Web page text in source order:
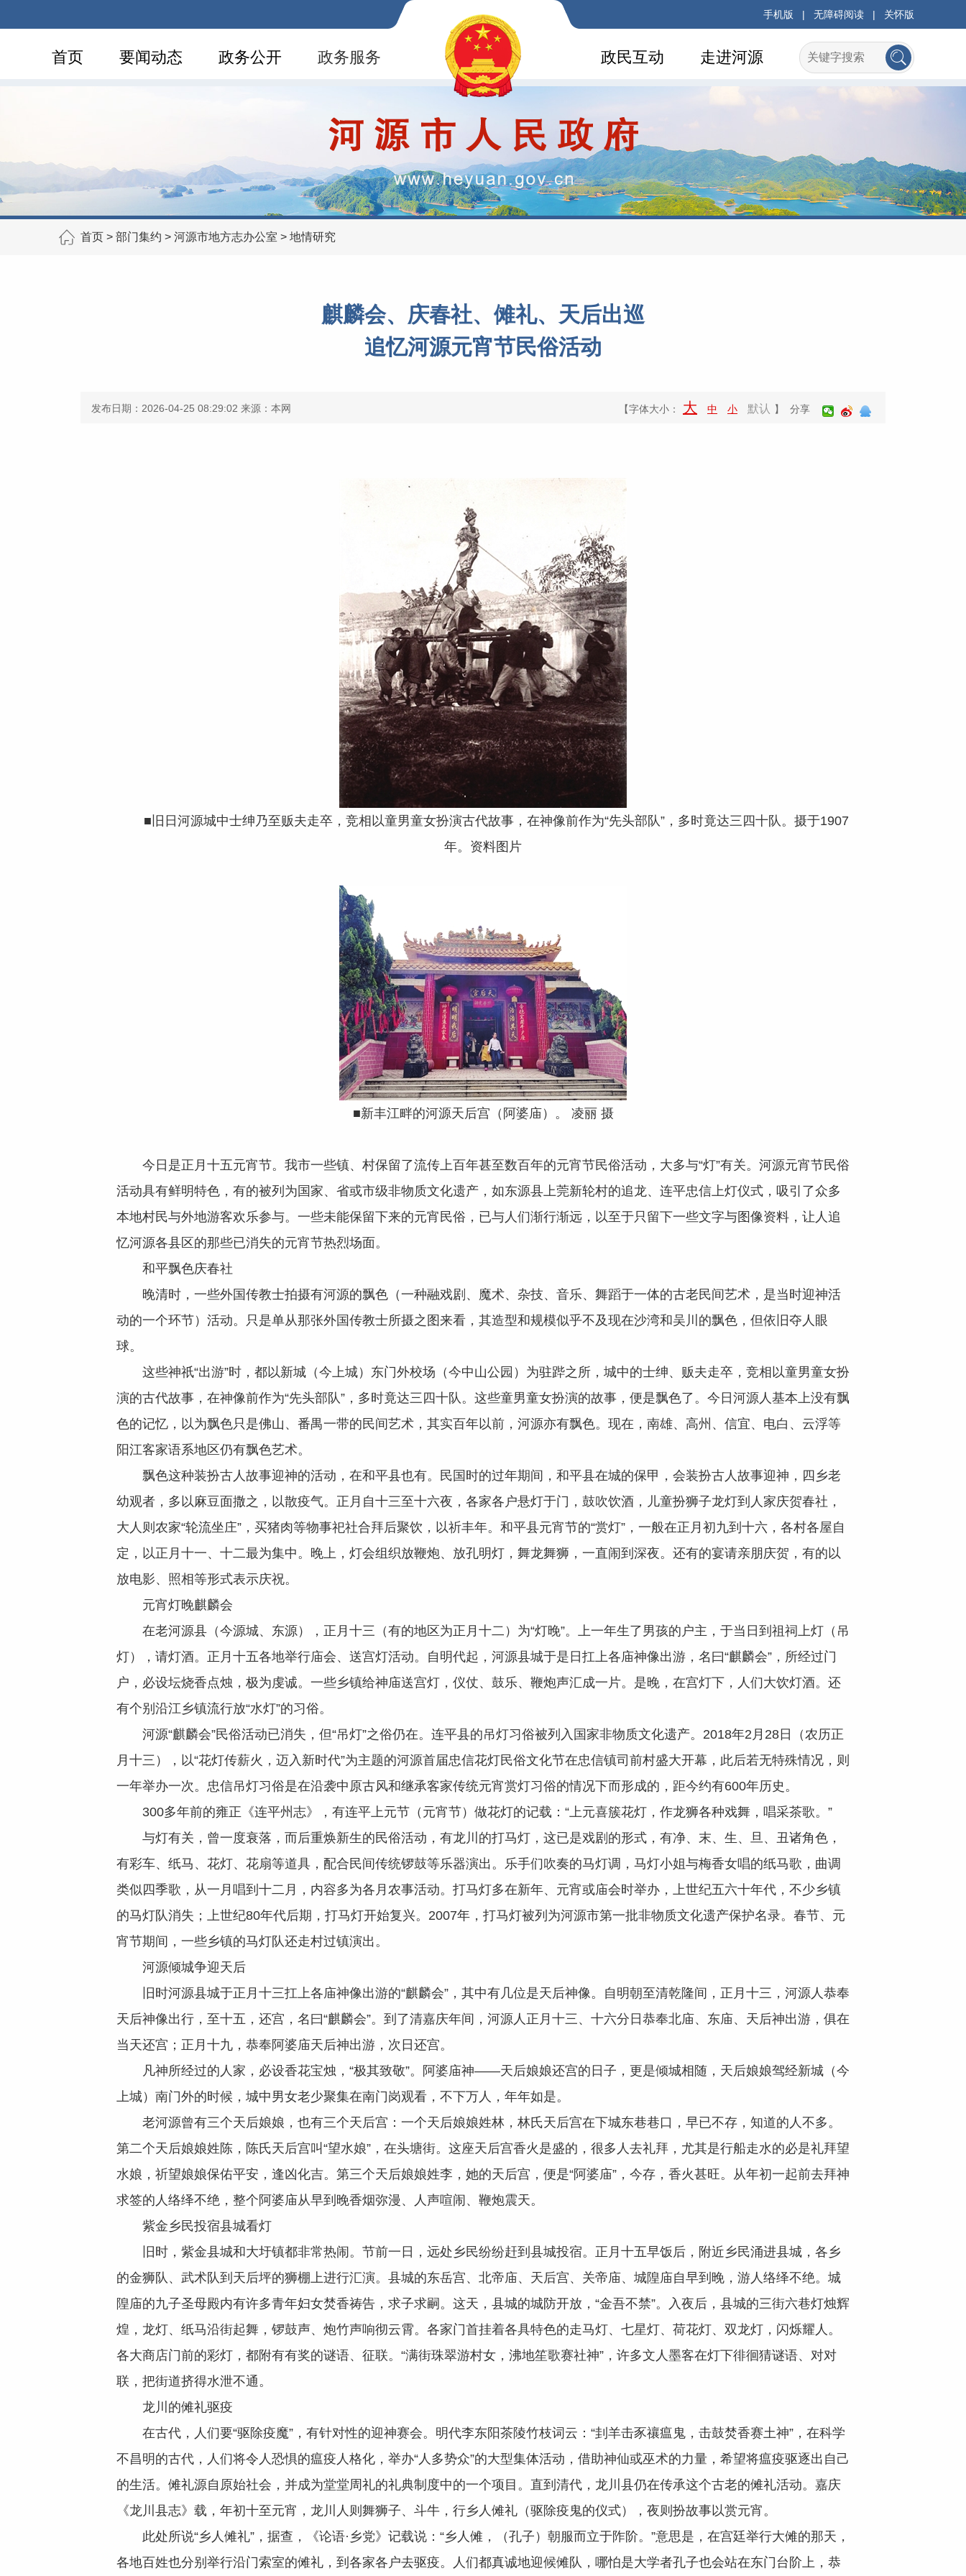
手机版 | 无障碍阅读 | 关怀版
首页 要闻动态 政务公开 政务服务 走进河源
政民互动
首页 > 部门集约 > 河源市地方志办公室 > 地情研究
麒麟会、庆春社、傩礼、天后出巡
追忆河源元宵节民俗活动
发布日期：2026-04-25 08:29:02 来源：本网 【字体大小： 大 中 小 默认 】 分享
■旧日河源城中士绅乃至贩夫走卒，竞相以童男童女扮演古代故事，在神像前作为“先头部队”，多时竟达三四十队。摄于1907
年。资料图片
■新丰江畔的河源天后宫（阿婆庙）。 凌丽 摄
今日是正月十五元宵节。我市一些镇、村保留了流传上百年甚至数百年的元宵节民俗活动，大多与“灯”有关。河源元宵节民俗
活动具有鲜明特色，有的被列为国家、省或市级非物质文化遗产，如东源县上莞新轮村的追龙、连平忠信上灯仪式，吸引了众多
本地村民与外地游客欢乐参与。一些未能保留下来的元宵民俗，已与人们渐行渐远，以至于只留下一些文字与图像资料，让人追
忆河源各县区的那些已消失的元宵节热烈场面。
和平飘色庆春社
晚清时，一些外国传教士拍摄有河源的飘色（一种融戏剧、魔术、杂技、音乐、舞蹈于一体的古老民间艺术，是当时迎神活
动的一个环节）活动。只是单从那张外国传教士所摄之图来看，其造型和规模似乎不及现在沙湾和吴川的飘色，但依旧夺人眼
球。
这些神祇“出游”时，都以新城（今上城）东门外校场（今中山公园）为驻跸之所，城中的士绅、贩夫走卒，竞相以童男童女扮
演的古代故事，在神像前作为“先头部队”，多时竟达三四十队。这些童男童女扮演的故事，便是飘色了。今日河源人基本上没有飘
色的记忆，以为飘色只是佛山、番禺一带的民间艺术，其实百年以前，河源亦有飘色。现在，南雄、高州、信宜、电白、云浮等
阳江客家语系地区仍有飘色艺术。
飘色这种装扮古人故事迎神的活动，在和平县也有。民国时的过年期间，和平县在城的保甲，会装扮古人故事迎神，四乡老
幼观者，多以麻豆面撒之，以散疫气。正月自十三至十六夜，各家各户悬灯于门，鼓吹饮酒，儿童扮狮子龙灯到人家庆贺春社，
大人则农家“轮流坐庄”，买猪肉等物事祀社合拜后聚饮，以祈丰年。和平县元宵节的“赏灯”，一般在正月初九到十六，各村各屋自
定，以正月十一、十二最为集中。晚上，灯会组织放鞭炮、放孔明灯，舞龙舞狮，一直闹到深夜。还有的宴请亲朋庆贺，有的以
放电影、照相等形式表示庆祝。
元宵灯晚麒麟会
在老河源县（今源城、东源），正月十三（有的地区为正月十二）为“灯晚”。上一年生了男孩的户主，于当日到祖祠上灯（吊
灯），请灯酒。正月十五各地举行庙会、送宫灯活动。自明代起，河源县城于是日扛上各庙神像出游，名曰“麒麟会”，所经过门
户，必设坛烧香点烛，极为虔诚。一些乡镇给神庙送宫灯，仪仗、鼓乐、鞭炮声汇成一片。是晚，在宫灯下，人们大饮灯酒。还
有个别沿江乡镇流行放“水灯”的习俗。
河源“麒麟会”民俗活动已消失，但“吊灯”之俗仍在。连平县的吊灯习俗被列入国家非物质文化遗产。2018年2月28日（农历正
月十三），以“花灯传薪火，迈入新时代”为主题的河源首届忠信花灯民俗文化节在忠信镇司前村盛大开幕，此后若无特殊情况，则
一年举办一次。忠信吊灯习俗是在沿袭中原古风和继承客家传统元宵赏灯习俗的情况下而形成的，距今约有600年历史。
300多年前的雍正《连平州志》，有连平上元节（元宵节）做花灯的记载：“上元喜簇花灯，作龙狮各种戏舞，唱采茶歌。”
与灯有关，曾一度衰落，而后重焕新生的民俗活动，有龙川的打马灯，这已是戏剧的形式，有净、末、生、旦、丑诸角色，
有彩车、纸马、花灯、花扇等道具，配合民间传统锣鼓等乐器演出。乐手们吹奏的马灯调，马灯小姐与梅香女唱的纸马歌，曲调
类似四季歌，从一月唱到十二月，内容多为各月农事活动。打马灯多在新年、元宵或庙会时举办，上世纪五六十年代，不少乡镇
的马灯队消失；上世纪80年代后期，打马灯开始复兴。2007年，打马灯被列为河源市第一批非物质文化遗产保护名录。春节、元
宵节期间，一些乡镇的马灯队还走村过镇演出。
河源倾城争迎天后
旧时河源县城于正月十三扛上各庙神像出游的“麒麟会”，其中有几位是天后神像。自明朝至清乾隆间，正月十三，河源人恭奉
天后神像出行，至十五，还宫，名曰“麒麟会”。到了清嘉庆年间，河源人正月十三、十六分日恭奉北庙、东庙、天后神出游，俱在
当天还宫；正月十九，恭奉阿婆庙天后神出游，次日还宫。
凡神所经过的人家，必设香花宝烛，“极其致敬”。阿婆庙神——天后娘娘还宫的日子，更是倾城相随，天后娘娘驾经新城（今
上城）南门外的时候，城中男女老少聚集在南门岗观看，不下万人，年年如是。
老河源曾有三个天后娘娘，也有三个天后宫：一个天后娘娘姓林，林氏天后宫在下城东巷巷口，早已不存，知道的人不多。
第二个天后娘娘姓陈，陈氏天后宫叫“望水娘”，在头塘街。这座天后宫香火是盛的，很多人去礼拜，尤其是行船走水的必是礼拜望
水娘，祈望娘娘保佑平安，逢凶化吉。第三个天后娘娘姓李，她的天后宫，便是“阿婆庙”，今存，香火甚旺。从年初一起前去拜神
求签的人络绎不绝，整个阿婆庙从早到晚香烟弥漫、人声喧闹、鞭炮震天。
紫金乡民投宿县城看灯
旧时，紫金县城和大圩镇都非常热闹。节前一日，远处乡民纷纷赶到县城投宿。正月十五早饭后，附近乡民涌进县城，各乡
的金狮队、武术队到天后坪的狮棚上进行汇演。县城的东岳宫、北帝庙、天后宫、关帝庙、城隍庙自早到晚，游人络绎不绝。城
隍庙的九子圣母殿内有许多青年妇女焚香祷告，求子求嗣。这天，县城的城防开放，“金吾不禁”。入夜后，县城的三街六巷灯烛辉
煌，龙灯、纸马沿街起舞，锣鼓声、炮竹声响彻云霄。各家门首挂着各具特色的走马灯、七星灯、荷花灯、双龙灯，闪烁耀人。
各大商店门前的彩灯，都附有有奖的谜语、征联。“满街珠翠游村女，沸地笙歌赛社神”，许多文人墨客在灯下徘徊猜谜语、对对
联，把街道挤得水泄不通。
龙川的傩礼驱疫
在古代，人们要“驱除疫魔”，有针对性的迎神赛会。明代李东阳茶陵竹枝词云：“刲羊击豕禳瘟鬼，击鼓焚香赛土神”，在科学
不昌明的古代，人们将令人恐惧的瘟疫人格化，举办“人多势众”的大型集体活动，借助神仙或巫术的力量，希望将瘟疫驱逐出自己
的生活。傩礼源自原始社会，并成为堂堂周礼的礼典制度中的一个项目。直到清代，龙川县仍在传承这个古老的傩礼活动。嘉庆
《龙川县志》载，年初十至元宵，龙川人则舞狮子、斗牛，行乡人傩礼（驱除疫鬼的仪式），夜则扮故事以赏元宵。
此处所说“乡人傩礼”，据查，《论语·乡党》记载说：“乡人傩，（孔子）朝服而立于阼阶。”意思是，在宫廷举行大傩的那天，
各地百姓也分别举行沿门索室的傩礼，到各家各户去驱疫。人们都真诚地迎候傩队，哪怕是大学者孔子也会站在东门台阶上，恭